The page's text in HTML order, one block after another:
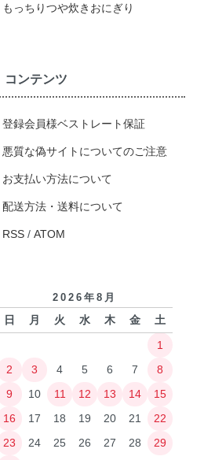
もっちりつや炊きおにぎり
コンテンツ
登録会員様ベストレート保証
悪質な偽サイトについてのご注意
お支払い方法について
配送方法・送料について
RSS / ATOM
2026年8月
日 月 火 水 木 金
土
1
2
3 4 5 6 7
8
9
10 11 12 13 14
15
16
17 18 19 20 21
22
23
24 25 26 27 28
29